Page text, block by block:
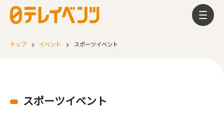
トップ イベント スポーツイベント
スポーツイベント